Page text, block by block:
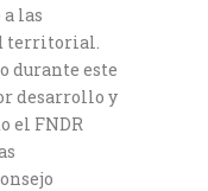
las
territorial.
durante este
desarrollo y
el FNDR